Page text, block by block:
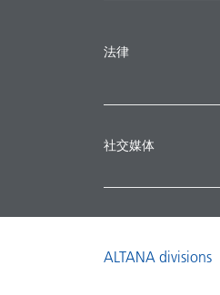
法律
社交媒体
ALTANA divisions